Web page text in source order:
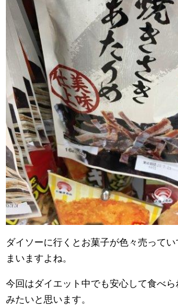
ダイソーに行くとお菓子が色々売って
まいますよね。
今回はダイエット中でも安心して食べ
みたいと思います。